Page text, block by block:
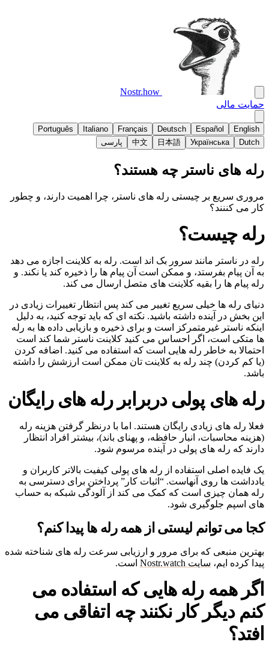
Nostr.how
حمایت مالی
English
Español
Deutsch
Français
Italiano
Português
Dutch
Українська
日本語
中文 پارسی
رله های ناستر چه هستند؟
مروری سریع بر چیستی رله های ناستر، چرا اهمیت دارند، و چطور
کار می کننند؟
رله چیست؟
رله در ناستر مانند سرور بک اند است. رله به کلاینت اجازه می دهد
به آن پیام بفرستد، و ممکن است آن پیام ها را ذخیره کند یا نکند. و
رله پیام ها را بقیه کلاینت های متصل ارسال می کند.
دنیای رله ها خیلی سریع تغییر می کند پس انتظار تغییرات زیادی در
این بخش در آینده داشته باشید. نکته ای که باید توجه کنید، به دلیل
اینکه ناستر غیرمتمرکز است و برای ذخیره و بازیابی داده ها به رله
ها متکی است، اگر احساس می کنید کلاینت ناستر شما کند است
احتمالا به خاطر رله هایی است که استفاده می کنید. اضافه کردن
(یا کم کردن) چند رله به کلاینت تان ممکن است ارزشش را داشته
باشد.
رله های پولی دربرابر رله های رایگان
فعلا رله های زیادی رایگان هستند. اما با درنظر گرفتن هزینه رله
(هزینه محاسبات، انبار حافظه، و پهنای باند)، بیشتر افراد انتظار
دارند که رله های پولی در آینده مرسوم شود.
یک فایده اصلی استفاده از رله های پولی کیفیت بالاتر کاربران و
یادداشت ها روی آنهاست. “اثبات کار” پرداختن برای دسترسی به
رله همان چیزی است که کمک می کند از آلودگی شبکه به حساب
های اسپم جلوگیری شود.
کجا می توانم لیستی از همه رله ها پیدا کنم؟
بهترین منبعی که برای مرور و ارزیابی سرعت رله های شناخته شده
پیدا کرده ایم، سایت Nostr.watch است.
اگر همه رله هایی که استفاده می
کنم دیگر کار نکنند چه اتفاقی می
افتد؟